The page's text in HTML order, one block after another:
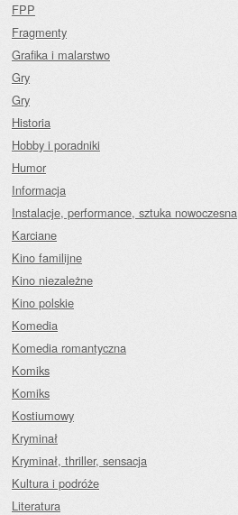
FPP
Fragmenty
Grafika i malarstwo
Gry
Gry
Historia
Hobby i poradniki
Humor
Informacja
Instalacje, performance, sztuka nowoczesna
Karciane
Kino familijne
Kino niezależne
Kino polskie
Komedia
Komedia romantyczna
Komiks
Komiks
Kostiumowy
Kryminał
Kryminał, thriller, sensacja
Kultura i podróże
Literatura